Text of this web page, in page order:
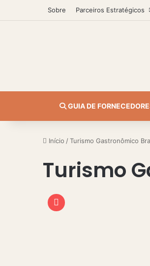
Sobre Parceiros Estratégicos
GUIA DE
Início /Turismo Gastronômico
Turismo